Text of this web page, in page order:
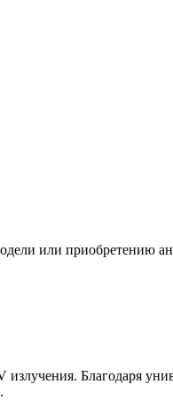
или приобретению
Благодаря